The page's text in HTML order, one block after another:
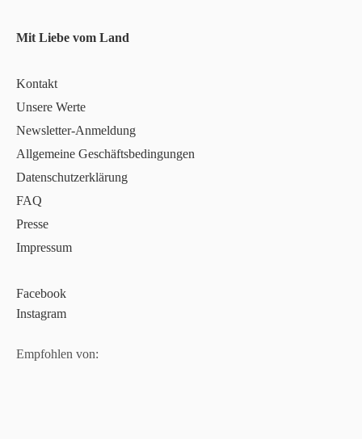
Mit Liebe vom Land
Kontakt
Unsere Werte
Newsletter-Anmeldung
Allgemeine Geschäftsbedingungen
Datenschutzerklärung
FAQ
Presse
Impressum
Facebook
Instagram
Empfohlen von: